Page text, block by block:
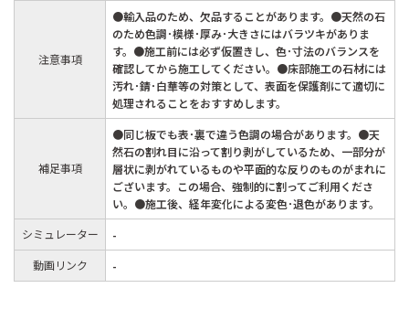
注意事項
●輸入品のため、欠品することがあります。●天然の石
のため色調･模様･厚み･大きさにはバラツキがありま
す。●施工前には必ず仮置きし、色･寸法のバランスを
確認してから施工してください。●床部施工の石材には
汚れ･錆･白華等の対策として、表面を保護剤にて適切に
処理されることをおすすめします。
補足事項
●同じ板でも表･裏で違う色調の場合があります。●天
然石の割れ目に沿って割り剥がしているため、一部分が
層状に剥がれているものや平面的な反りのものがまれに
ございます。この場合、強制的に割ってご利用くださ
い。●施工後、経年変化による変色･退色があります。
シミュレーター
-
動画リンク
-